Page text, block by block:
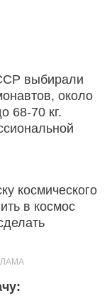
выбирали
около
68-70 кг.
космического
в космос